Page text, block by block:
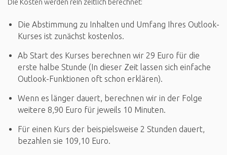
Die Kosten werden rein zeitlich berechnet:
Die Abstimmung zu Inhalten und Umfang Ihres Outlook-
Kurses ist zunächst kostenlos.
Ab Start des Kurses berechnen wir 29 Euro für die
erste halbe Stunde (In dieser Zeit lassen sich einfache
Outlook-Funktionen oft schon erklären).
Wenn es länger dauert, berechnen wir in der Folge
weitere 8,90 Euro für jeweils 10 Minuten.
Für einen Kurs der beispielsweise 2 Stunden dauert,
bezahlen sie 109,10 Euro.